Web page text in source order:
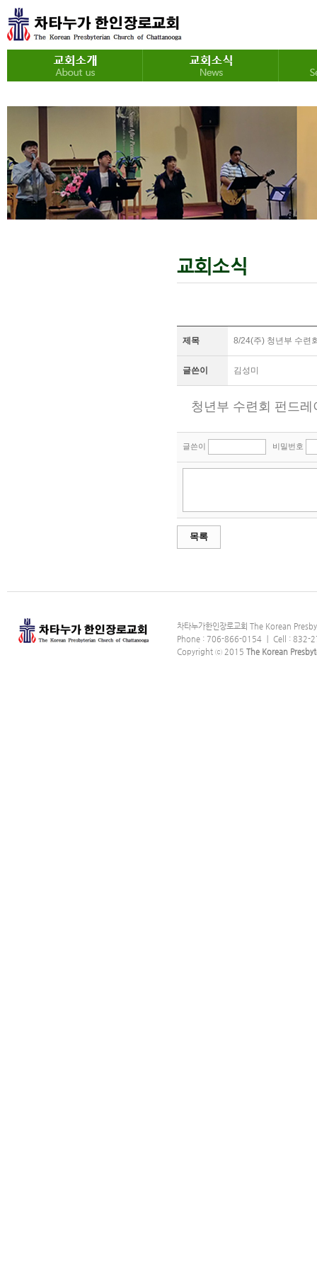
제목 8/24(주) 청년부 수련
글쓴이 김성미
청년부 수련회 펀드
글쓴이 비밀번호
목록
차타누가한인장로교회 The Korean
Phone : 706-866-0154 ｜ Cell : 832-
Copyright ⓒ 2015 The Korean